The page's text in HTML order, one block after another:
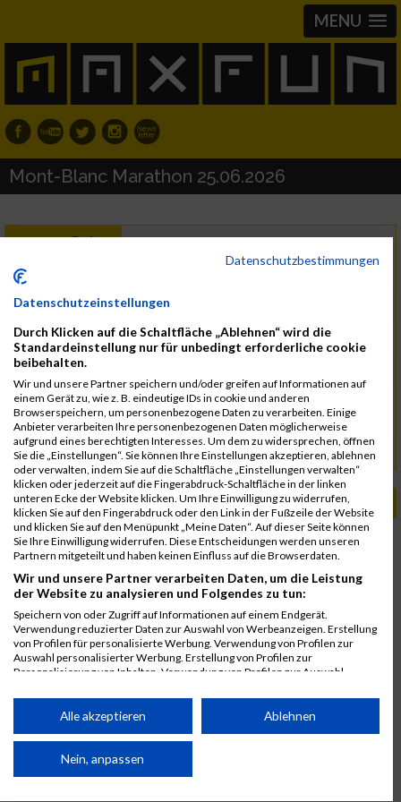
MENU
Mont-Blanc Marathon 25.06.2026
Datum Donnerstag, 25. Juni 2026
Region 74400 Chamonix-Mont-Blanc
Land Frankreich
Kontakt
Club des Sports de Chamonix
club@chamonixsport.com
URL www.marathonmontblanc.fr
PASSENDE VERANSTALTUNGEN
26. Juni 2025
Mont-Blanc Marathon
27. August 2024
Mont-Blanc Marathon
25. Juni 2023
Mont-Blanc Marathon
Datenschutzbestimmungen
Datenschutzeinstellungen
Durch Klicken auf die Schaltfläche „Ablehnen“ wird die
Standardeinstellung nur für unbedingt erforderliche cookie
beibehalten.
Wir und unsere Partner speichern und/oder greifen auf Informationen auf
einem Gerät zu, wie z. B. eindeutige IDs in cookie und anderen
Browserspeichern, um personenbezogene Daten zu verarbeiten. Einige
Anbieter verarbeiten Ihre personenbezogenen Daten möglicherweise
aufgrund eines berechtigten Interesses. Um dem zu widersprechen, öffnen
Sie die „Einstellungen“. Sie können Ihre Einstellungen akzeptieren, ablehnen
oder verwalten, indem Sie auf die Schaltfläche „Einstellungen verwalten“
klicken oder jederzeit auf die Fingerabdruck-Schaltfläche in der linken
unteren Ecke der Website klicken. Um Ihre Einwilligung zu widerrufen,
klicken Sie auf den Fingerabdruck oder den Link in der Fußzeile der Website
und klicken Sie auf den Menüpunkt „Meine Daten“. Auf dieser Seite können
Sie Ihre Einwilligung widerrufen. Diese Entscheidungen werden unseren
Partnern mitgeteilt und haben keinen Einfluss auf die Browserdaten.
Wir und unsere Partner verarbeiten Daten, um die Leistung
der Website zu analysieren und Folgendes zu tun:
Speichern von oder Zugriff auf Informationen auf einem Endgerät.
Verwendung reduzierter Daten zur Auswahl von Werbeanzeigen. Erstellung
von Profilen für personalisierte Werbung. Verwendung von Profilen zur
Auswahl personalisierter Werbung. Erstellung von Profilen zur
Personalisierung von Inhalten. Verwendung von Profilen zur Auswahl
Performance von Inhalten. Analyse von Zielgruppen durch Statistiken oder
Kombinationen von Daten aus verschiedenen Quellen. Entwicklung und
von Inhalten.
Daten können außerhalb der Europäischen Union weitergegeben und in die
Alle akzeptieren Ablehnen
Nein, anpassen